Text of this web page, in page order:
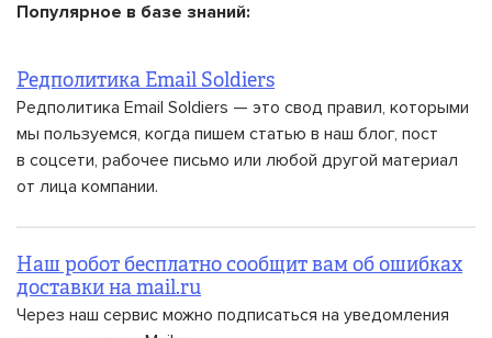
Популярное в базе знаний:
Редполитика Email Soldiers
Редполитика Email Soldiers — это свод правил, которыми
мы пользуемся, когда пишем статью в наш блог, пост
в соцсети, рабочее письмо или любой другой материал
от лица компании.
Наш робот бесплатно сообщит вам об ошибках
доставки на mail.ru
Через наш сервис можно подписаться на уведомления